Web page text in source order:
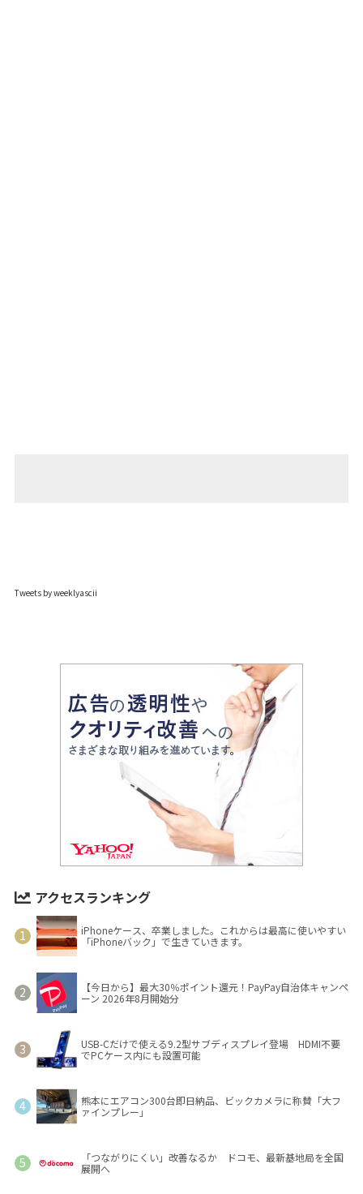
Tweets by weeklyascii
アクセスランキング
iPhoneケース、卒業しました。これからは最高に使いやすい
「iPhoneバック」で生きていきます。
【今日から】最大30％ポイント還元！PayPay自治体キャンペ
ーン 2026年8月開始分
USB-Cだけで使える9.2型サブディスプレイ登場 HDMI不要
でPCケース内にも設置可能
熊本にエアコン300台即日納品、ビックカメラに称賛「大フ
ァインプレー」
「つながりにくい」改善なるか ドコモ、最新基地局を全国
展開へ